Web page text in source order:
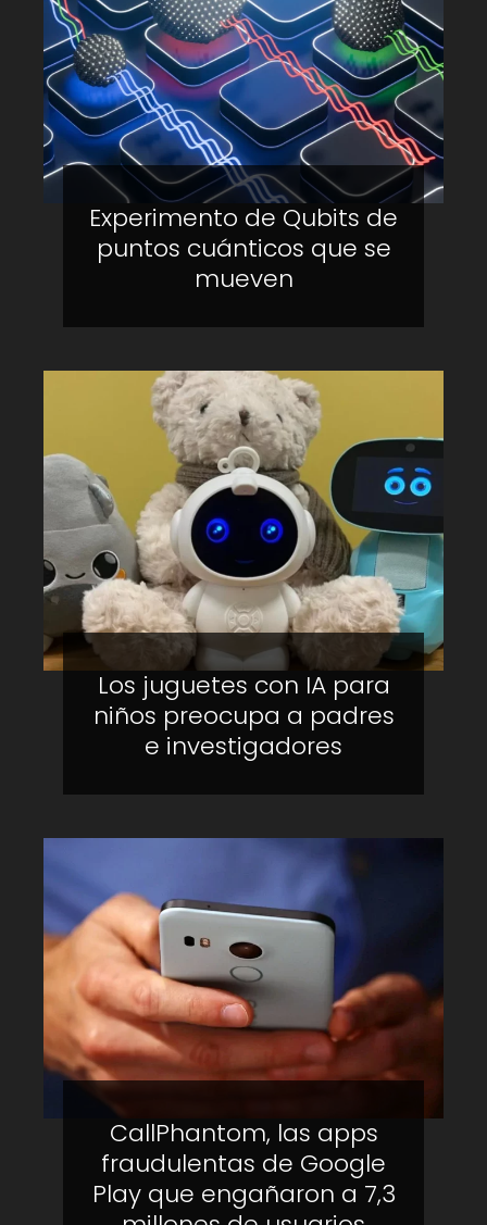
Experimento de Qubits de
puntos cuánticos que se
mueven
Los juguetes con IA para
niños preocupa a padres
e investigadores
CallPhantom, las apps
fraudulentas de Google
Play que engañaron a 7,3